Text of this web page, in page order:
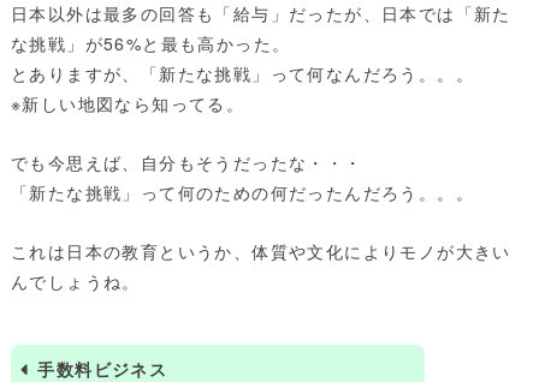
日本以外は最多の回答も「給与」だったが、日本では「新た
な挑戦」が56%と最も高かった。
とありますが、「新たな挑戦」って何なんだろう。。。
※新しい地図なら知ってる。
でも今思えば、自分もそうだったな・・・
「新たな挑戦」って何のための何だったんだろう。。。
これは日本の教育というか、体質や文化によりモノが大きい
んでしょうね。
手数料ビジネス